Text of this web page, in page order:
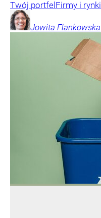
Twój portfel Firmy i rynki
Jowita Flankowska